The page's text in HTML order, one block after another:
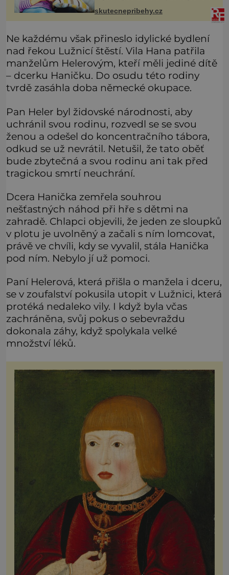
Když mi bylo dvacet, rychle jsem
skutecnepribehy.cz
Ne každému však přineslo idylické bydlení
nad řekou Lužnicí štěstí. Vila Hana patřila
manželům Helerovým, kteří měli jediné dítě
– dcerku Haničku. Do osudu této rodiny
tvrdě zasáhla doba německé okupace.
Pan Heler byl židovské národnosti, aby
uchránil svou rodinu, rozvedl se se svou
ženou a odešel do koncentračního tábora,
odkud se už nevrátil. Netušil, že tato oběť
bude zbytečná a svou rodinu ani tak před
tragickou smrtí neuchrání.
Dcera Hanička zemřela souhrou
nešťastných náhod při hře s dětmi na
zahradě. Chlapci objevili, že jeden ze sloupků
v plotu je uvolněný a začali s ním lomcovat,
právě ve chvíli, kdy se vyvalil, stála Hanička
pod ním. Nebylo jí už pomoci.
Paní Helerová, která přišla o manžela i dceru,
se v zoufalství pokusila utopit v Lužnici, která
protéká nedaleko vily. I když byla včas
zachráněna, svůj pokus o sebevraždu
dokonala záhy, když spolykala velké
množství léků.